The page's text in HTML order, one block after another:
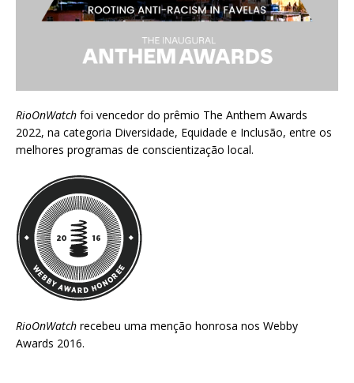
RioOnWatch foi vencedor do prêmio The Anthem Awards
2022, na categoria Diversidade, Equidade e Inclusão, entre os
melhores programas de conscientização local.
RioOnWatch recebeu uma menção honrosa nos Webby
Awards 2016.